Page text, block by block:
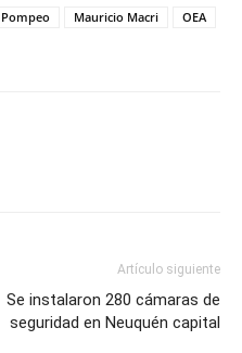
Mauricio Macri
OEA
Artículo siguiente
Se instalaron 280 cámaras de
seguridad en Neuquén capital